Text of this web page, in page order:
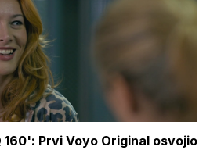
Prvi Voyo Original osvojio